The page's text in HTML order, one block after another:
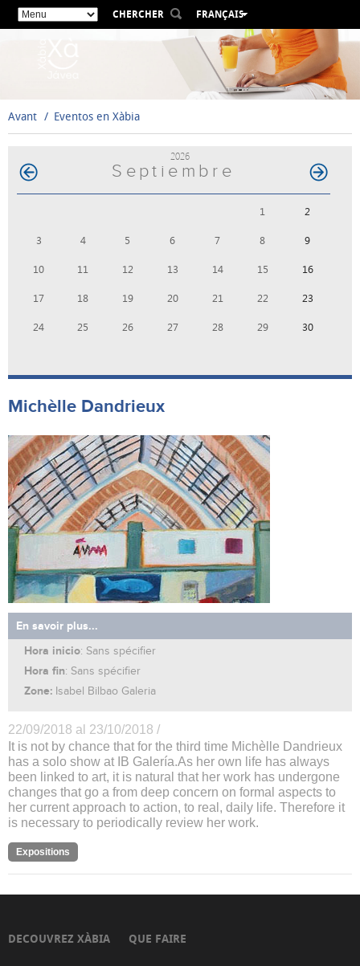
CHERCHER
FRANÇAIS
ESPAÑOL
VALENCIÀ
ENGLISH
Avant Eventos en Xàbia
2026
Septiembre
1 2
3 4 5 6 7 8 9
10 11 12 13 14 15 16
17 18 19 20 21 22 23
24 25 26 27 28 29 30
Michèlle Dandrieux
En savoir plus...
Hora inicio: Sans spécifier
Hora fin: Sans spécifier
Zone: Isabel Bilbao Galeria
22/09/2018 al 23/10/2018 /
It is not by chance that for the third time Michèlle Dandrieux
has a solo show at IB Galería.As her own life has always
been linked to art, it is natural that her work has undergone
changes that go a from deep concern on formal aspects to
her current approach to action, to real, daily life. Therefore it
is necessary to periodically review her work.
Expositions
DECOUVREZ XÀBIA QUE FAIRE